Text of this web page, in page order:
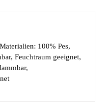
100% Pes,
Feuchtraum geeignet,